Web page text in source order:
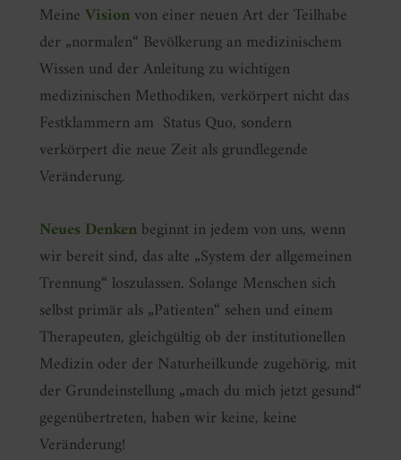
MeineVisionvon einer neuen Art der Teilhabe
der „normalen“ Bevölkerung an medizinischem
Wissen und der Anleitung zu wichtigen
medizinischen Methodiken, verkörpert nicht das
Festklammern am Status Quo, sondern
verkörpert die neue Zeit als grundlegende
Veränderung.
Neues Denkenbeginnt in jedem von uns, wenn
wir bereit sind, das alte „System der allgemeinen
Trennung“ loszulassen. Solange Menschen sich
selbst primär als „Patienten“ sehen und einem
Therapeuten, gleichgültig ob der institutionellen
Medizin oder der Naturheilkunde zugehörig, mit
der Grundeinstellung „mach du mich jetzt gesund“
gegenübertreten, haben wir keine, keine
Veränderung!